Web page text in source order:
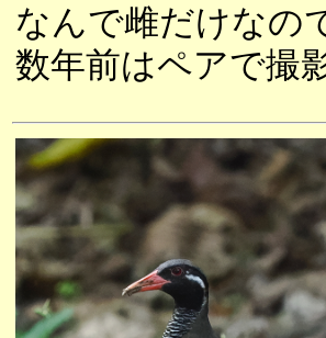
なんで雌だけなの
数年前はペアで撮